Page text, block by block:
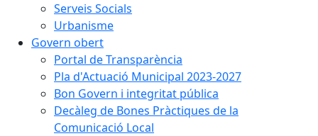
Serveis Socials
Urbanisme
Govern obert
Portal de Transparència
Pla d'Actuació Municipal 2023-2027
Bon Govern i integritat pública
Decàleg de Bones Pràctiques de la
Comunicació Local